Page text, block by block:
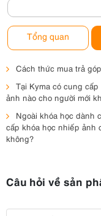
Tổng quan
Cách thức mua trả
Tại Kyma có cung
ảnh nào cho người mới
Ngoài khóa học dành
cấp khóa học nhiếp ảnh
không?
Câu hỏi về sản